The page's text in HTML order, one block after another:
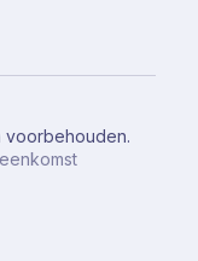
voorbehouden.